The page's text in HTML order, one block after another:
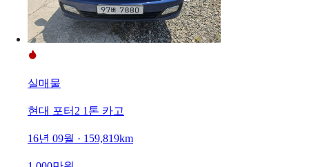
실매물
현대 포터2 1톤 카고
16년 09월 · 159,819km